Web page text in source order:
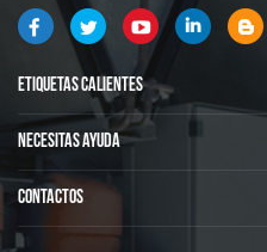
proporcionarle sistemas de
calidad y eficiencia .
ETIQUETAS CALIENTES
NECESITAS AYUDA
CONTACTOS